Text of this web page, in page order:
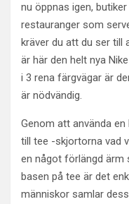
nu öppnas igen,
restauranger som
kräver du att du ser till
är här den helt nya
i 3 rena färgvägar är
är nödvändig.
Genom att använda
till tee -skjortorna vad
en något förlängd ärm
basen på tee är det
människor samlar